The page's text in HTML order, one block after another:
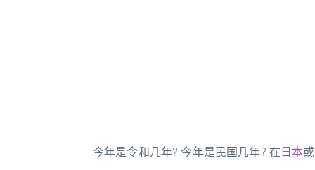
今年是令和几年? 今年是民国几年? 在 日本或